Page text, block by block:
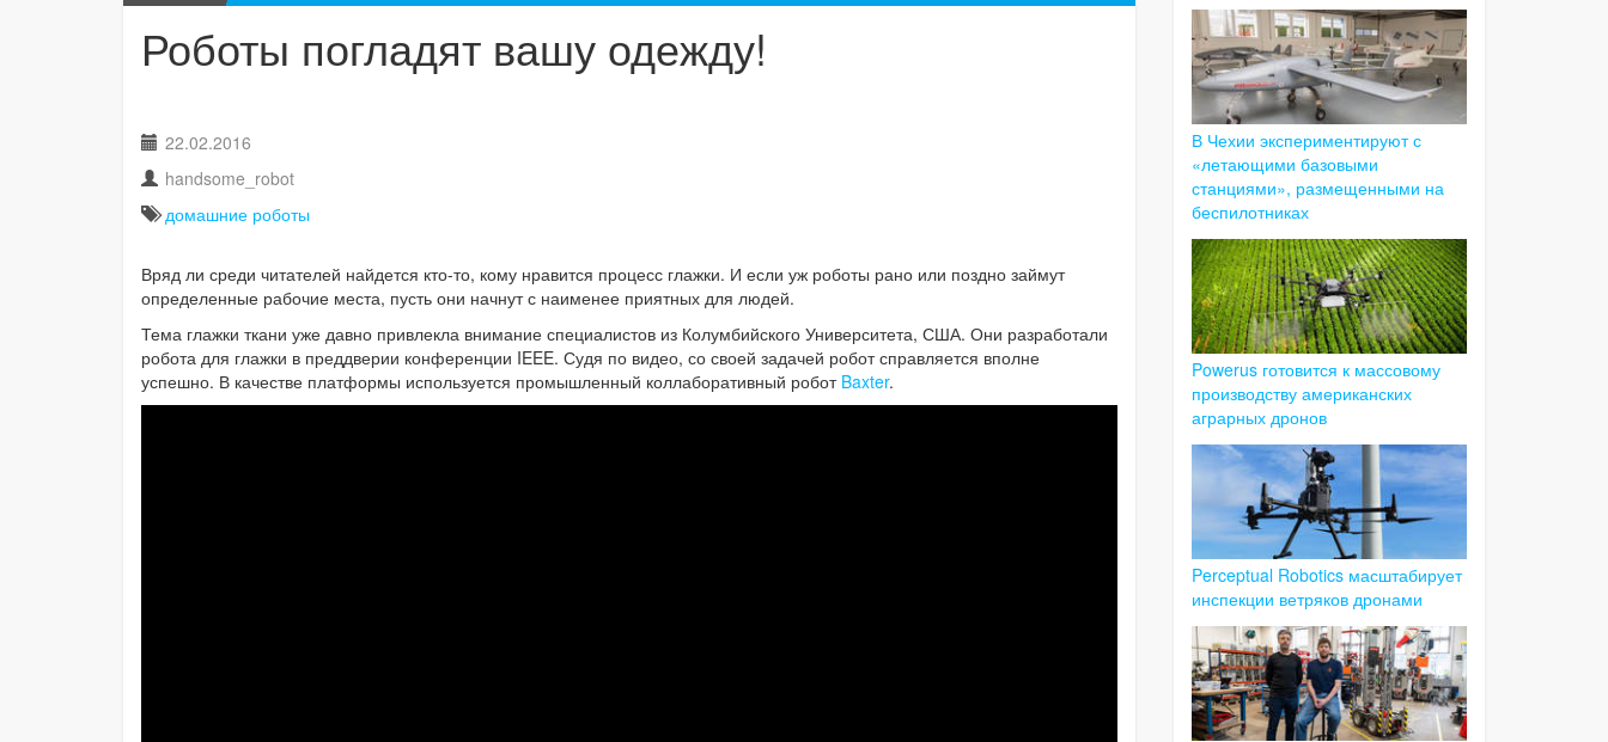
Роботы погладят вашу одежду!
22.02.2016
handsome_robot
домашние роботы
Вряд ли среди читателей найдется кто-то, кому нравится процесс глажки. И если уж роботы рано или поздно займут
определенные рабочие места, пусть они начнут с наименее приятных для людей.
Тема глажки ткани уже давно привлекла внимание специалистов из Колумбийского Университета, США. Они разработали
робота для глажки в преддверии конференции IEEE. Судя по видео, со своей задачей робот справляется вполне
успешно. В качестве платформы используется промышленный коллаборативный робот Baxter.
В Чехии экспериментируют с
«летающими базовыми
станциями», размещенными на
беспилотниках
Powerus готовится к массовому
производству американских
аграрных дронов
Perceptual Robotics масштабирует
инспекции ветряков дронами